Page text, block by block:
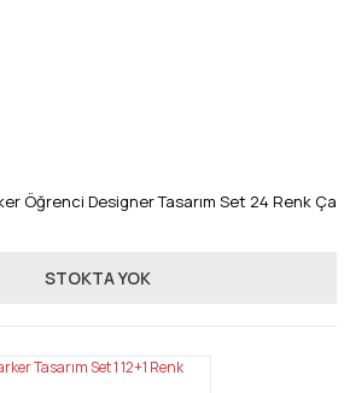
Öğrenci Designer Tasarım Set 24 Renk
750,00 TL
STOKTA YOK